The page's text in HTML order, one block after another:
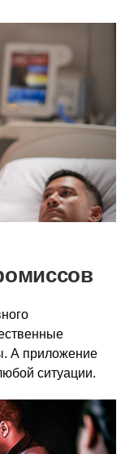
А приложение
ситуации.